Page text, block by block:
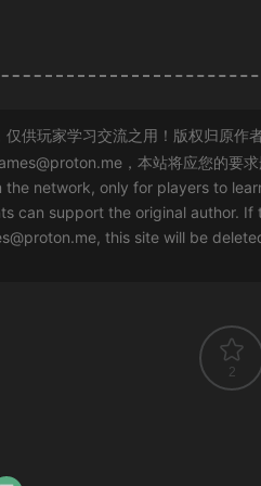
供玩家学习交流之用！版权归原
，本站将应您的要求
the network, only for players to
can support the original author.
, this site will be
2